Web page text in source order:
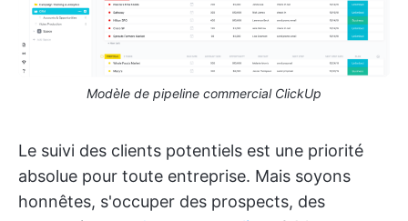
Modèle de pipeline commercial ClickUp
Le suivi des clients potentiels est une priorité
absolue pour toute entreprise. Mais soyons
honnêtes, s'occuper des prospects, des